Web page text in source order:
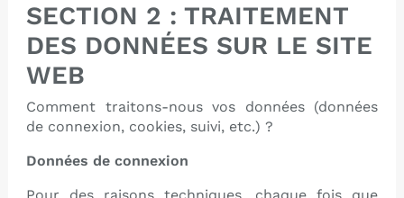
SECTION 2 : TRAITEMENT
DES DONNÉES SUR LE SITE
WEB
Comment traitons-nous vos données (données
de connexion, cookies, suivi, etc.) ?
Données de connexion